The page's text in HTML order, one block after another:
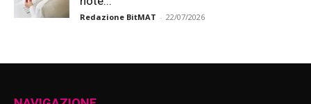
Redazione BitMAT - 22/07/2026